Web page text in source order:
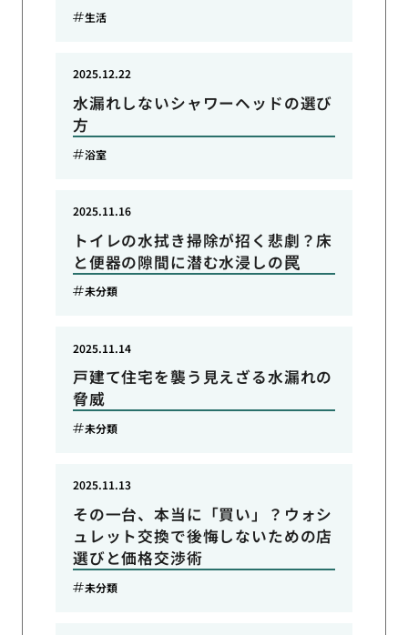
生活
水漏れしないシャワーヘッドの選び
方
2025.12.22
浴室
トイレの水拭き掃除が招く悲劇？床
と便器の隙間に潜む水浸しの罠
2025.11.16
未分類
戸建て住宅を襲う見えざる水漏れの
脅威
2025.11.14
未分類
その一台、本当に「買い」？ウォシ
ュレット交換で後悔しないための店
選びと価格交渉術
2025.11.13
未分類